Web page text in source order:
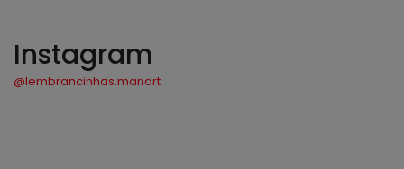
Instagram
@lembrancinhas.manart